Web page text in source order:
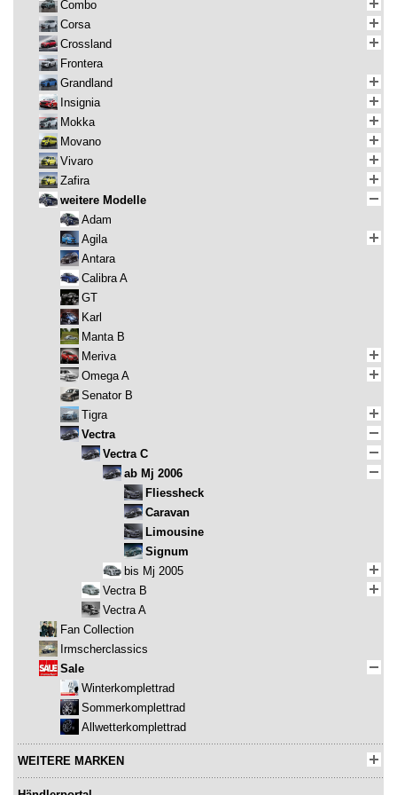
Combo
Corsa
Crossland
Frontera
Grandland
Insignia
Mokka
Movano
Vivaro
Zafira
weitere Modelle
Adam
Agila
Antara
Calibra A
GT
Karl
Manta B
Meriva
Omega A
Senator B
Tigra
Vectra
Vectra C
ab Mj 2006
Fliessheck
Caravan
Limousine
Signum
bis Mj 2005
Vectra B
Vectra A
Fan Collection
Irmscherclassics
Sale
Winterkomplettrad
Sommerkomplettrad
Allwetterkomplettrad
WEITERE MARKEN